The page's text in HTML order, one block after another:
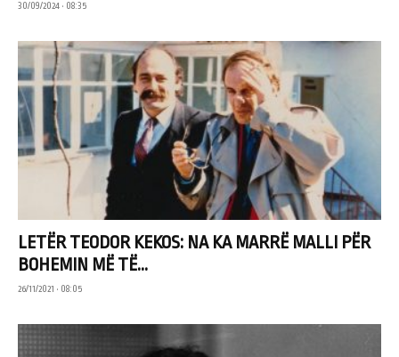
30/09/2024 • 08:35
LETËR TEODOR KEKOS: NA KA MARRË MALLI PËR
BOHEMIN MË TË...
26/11/2021 • 08:05